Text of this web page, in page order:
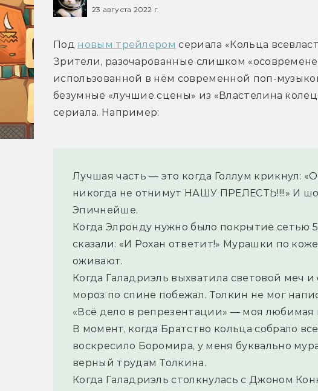
23 августа 2022 г.
Под новым трейлером сериала «Кольца
Зрители, разочарованные слишком
использованной в нём современной поп-
безумные «лучшие сцены» из «Властелина
сериала. Например:
Лучшая часть — это когда Голлум крикнул:
никогда не отнимут НАШУ ПРЕЛЕСТЬ!!!!» И
Эпичнейше.
Когда Элронду нужно было покрытие сетью
сказали: «И Рохан ответит!» Мурашки по
оживают.
Когда Галадриэль выхватила световой меч и
мороз по спине побежал. Толкин не мог
«Всё дело в репрезентации» — моя любимая
В момент, когда Братство кольца собрало
воскресило Боромира, у меня буквально
верный трудам Толкина.
Когда Галадриэль столкнулась с Джоном